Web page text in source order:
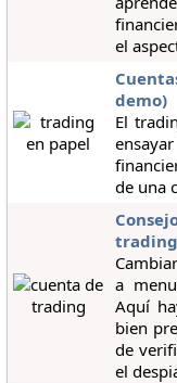
el
demo)
El
de una
a
Aquí
bien
de
el